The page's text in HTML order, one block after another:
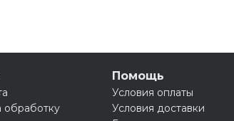
обработку
Помощь
Условия оплаты
Условия доставки